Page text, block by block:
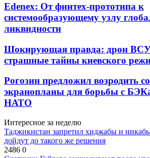
Edenex: От финтех-прототипа к
системообразующему узлу
ликвидности
Шокирующая правда: дрон
страшные тайны киевского
Рогозин предложил возродить
экранопланы для борьбы с
НАТО
Интересное за неделю
Таджикистан запретил хиджабы и
дойдут до такого же решения
2486 0